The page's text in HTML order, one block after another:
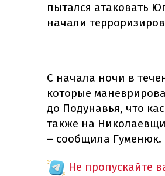
пытался атаковать
начали
С начала ночи в
которые
до Подунавья, что
также на
– сообщила Гуменюк.
Не пропускайте